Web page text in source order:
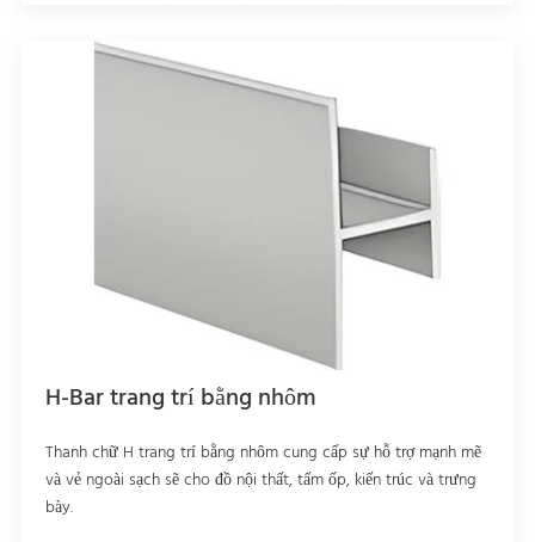
H-Bar trang trí bằng nhôm
Thanh chữ H trang trí bằng nhôm cung cấp sự hỗ trợ mạnh mẽ
và vẻ ngoài sạch sẽ cho đồ nội thất, tấm ốp, kiến trúc và trưng
bày.